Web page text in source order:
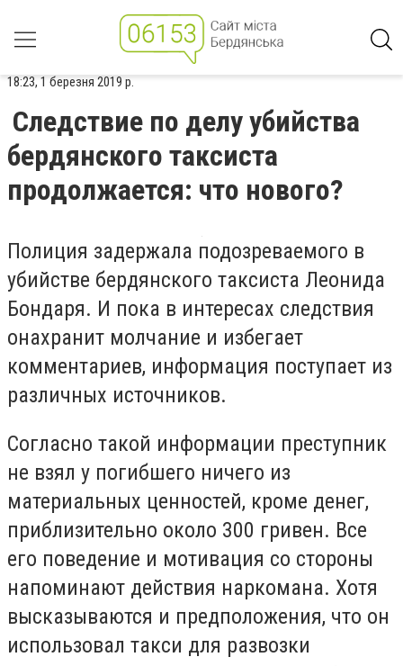
18:23, 1 березня 2019 р.
Следствие по делу убийства
бердянского таксиста
продолжается: что нового?
Полиция задержала подозреваемого в
убийстве бердянского таксиста Леонида
Бондаря. И пока в интересах следствия
онахранит молчание и избегает
комментариев, информация поступает из
различных источников.
Согласно такой информации преступник
не взял у погибшего ничего из
материальных ценностей, кроме денег,
приблизительно около 300 гривен. Все
его поведение и мотивация со стороны
напоминают действия наркомана. Хотя
высказываются и предположения, что он
использовал такси для развозки